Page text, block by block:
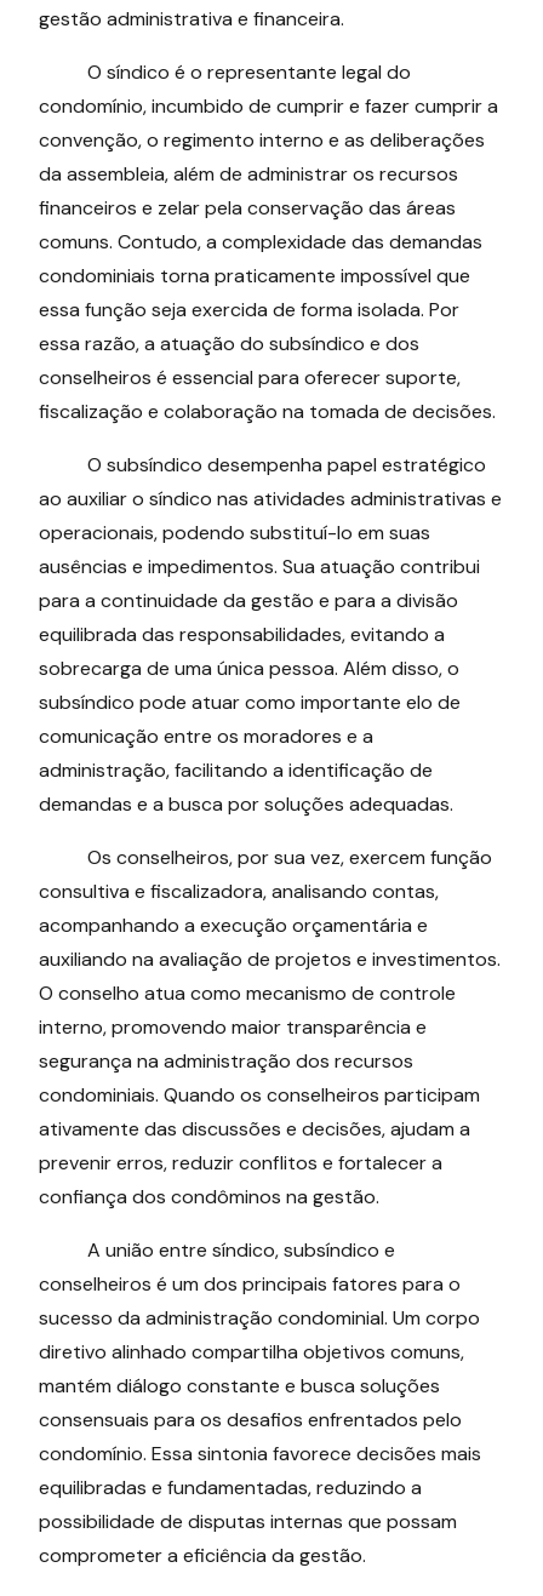
gestão administrativa e financeira.
O síndico é o representante legal do
condomínio, incumbido de cumprir e fazer cumprir a
convenção, o regimento interno e as deliberações
da assembleia, além de administrar os recursos
financeiros e zelar pela conservação das áreas
comuns. Contudo, a complexidade das demandas
condominiais torna praticamente impossível que
essa função seja exercida de forma isolada. Por
essa razão, a atuação do subsíndico e dos
conselheiros é essencial para oferecer suporte,
fiscalização e colaboração na tomada de decisões.
O subsíndico desempenha papel estratégico
ao auxiliar o síndico nas atividades administrativas e
operacionais, podendo substituí-lo em suas
ausências e impedimentos. Sua atuação contribui
para a continuidade da gestão e para a divisão
equilibrada das responsabilidades, evitando a
sobrecarga de uma única pessoa. Além disso, o
subsíndico pode atuar como importante elo de
comunicação entre os moradores e a
administração, facilitando a identificação de
demandas e a busca por soluções adequadas.
Os conselheiros, por sua vez, exercem função
consultiva e fiscalizadora, analisando contas,
acompanhando a execução orçamentária e
auxiliando na avaliação de projetos e investimentos.
O conselho atua como mecanismo de controle
interno, promovendo maior transparência e
segurança na administração dos recursos
condominiais. Quando os conselheiros participam
ativamente das discussões e decisões, ajudam a
prevenir erros, reduzir conflitos e fortalecer a
confiança dos condôminos na gestão.
A união entre síndico, subsíndico e
conselheiros é um dos principais fatores para o
sucesso da administração condominial. Um corpo
diretivo alinhado compartilha objetivos comuns,
mantém diálogo constante e busca soluções
consensuais para os desafios enfrentados pelo
condomínio. Essa sintonia favorece decisões mais
equilibradas e fundamentadas, reduzindo a
possibilidade de disputas internas que possam
comprometer a eficiência da gestão.